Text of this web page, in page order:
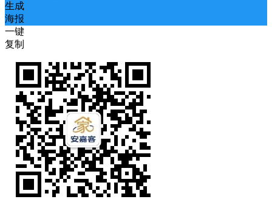
生成
海报
一键
复制